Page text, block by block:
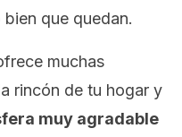
que quedan.
muchas
rincón de tu hogar y
muy agradable